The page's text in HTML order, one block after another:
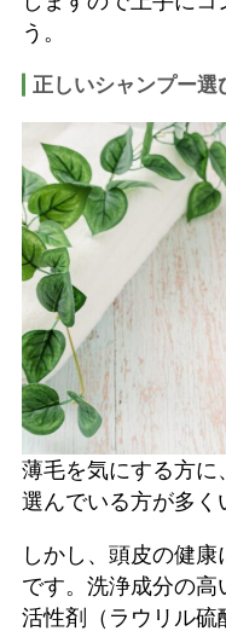
う。
正しいシャンプー選
薄毛を気にする方に
選んでいる方が多く
しかし、頭皮の健
です。洗浄成分の
活性剤（ラウリル硫